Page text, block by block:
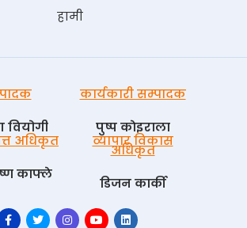
हामी
वियोगी
कार्यकारी सम्पादक
पुष्प काेइराला
अधिकृत
काफ्ले
व्यापार विकास
अधिकृत
डिजन कार्की